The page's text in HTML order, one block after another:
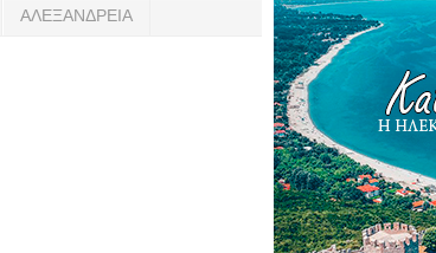
ΑΛΕΞΑΝΔΡΕΙΑ